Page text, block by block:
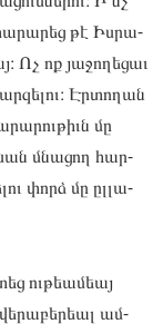
թէ Իս­րա­
Ոչ ոք յա­ջողե­ցաւ
Էր­տո­ղան
մը
մնա­ցող հար­
փորձ մը ըլ­լա­
ու­թեամեայ
ամ­